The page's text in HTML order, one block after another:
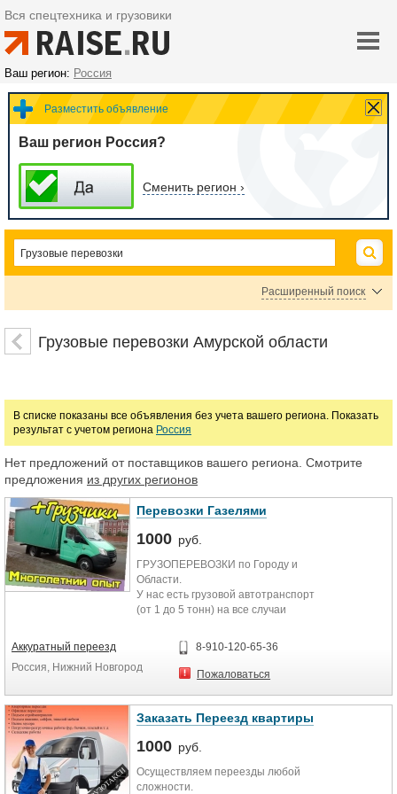
Вся спецтехника и грузовики
Ваш регион: Россия
Разместить объявление
Ваш регион Россия?
Сменить регион ›
Расширенный поиск
Авиаперевозки
Цена
руб.
Грузовые перевозки Амурской области
В списке показаны все объявления без учета вашего региона. Показать
результат с учетом региона Россия
Нет предложений от поставщиков вашего региона. Смотрите
предложения из других регионов
Перевозки Газелями
1000 руб.
ГРУЗОПЕРЕВОЗКИ по Городу и
Области.
У нас есть грузовой автотранспорт
(от 1 до 5 тонн) на все случаи
разгрузочными работами. ВИДЫ
ДОПОЛНИТЕЛЬНЫХ УСЛУГ: Наша
компания зарекомендовала себя
оказываемых услуг. Если перед
квартиры в Нижнем Новгороде или
себя все Ваши заботы.
Преимущество компании это
Аккуратный переезд
Россия, Нижний Новгород
8-910-120-65-36
Пожаловаться
Заказать Переезд квартиры
1000 руб.
Осуществляем переезды любой
сложности.